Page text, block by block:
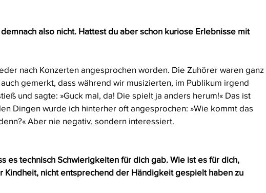
also nicht. Hattest du aber schon kuriose Erlebnisse mit
nach Konzerten angesprochen worden. Die Zuhörer waren ganz
gemerkt, dass während wir musizierten, im Publikum irgend
und sagte: »Guck mal, da! Die spielt ja anders herum!« Das ist
Dingen wurde ich hinterher oft angesprochen: »Wie kommt das
Aber nie negativ, sondern interessiert.
es technisch Schwierigkeiten für dich gab. Wie ist es für dich,
Kindheit, nicht entsprechend der Händigkeit gespielt haben zu